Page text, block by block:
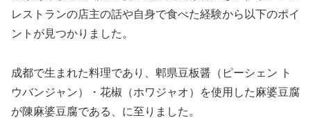
レストランの店主の話や自身で食べた経験から以下のポイ
ントが見つかりました。
成都で生まれた料理であり、郫県豆板醤（ピーシェン ト
ウバンジャン）・花椒（ホワジャオ）を使用した麻婆豆腐
が陳麻婆豆腐である、に至りました。